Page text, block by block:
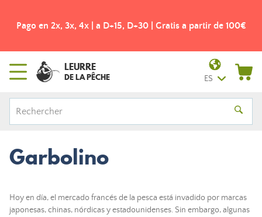
Pago en 2x, 3x, 4x | a D+15, D+30 | Gratis a partir de 100€
LEURRE
DE LA PÊCHE ES
Garbolino
Hoy en día, el mercado francés de la pesca está invadido por marcas
japonesas, chinas, nórdicas y estadounidenses. Sin embargo, algunas